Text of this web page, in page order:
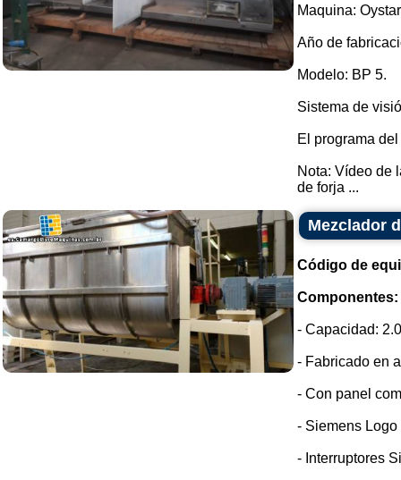
Maquina:
Año de
Modelo: BP 5.
Sistema de
El programa
Nota: Vídeo de
de forja ...
Mezclador
Código de
Componentes:
- Capacidad:
- Fabricado en
- Con panel
- Siemens Logo
- Interruptores